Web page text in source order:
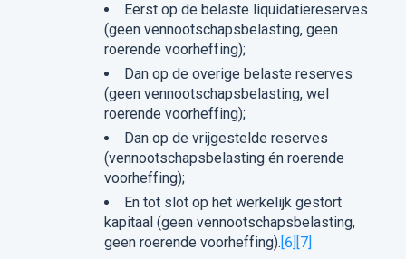
Eerst op de belaste liquidatiereserves
(geen vennootschapsbelasting, geen
roerende voorheffing);
Dan op de overige belaste reserves
(geen vennootschapsbelasting, wel
roerende voorheffing);
Dan op de vrijgestelde reserves
(vennootschapsbelasting én roerende
voorheffing);
En tot slot op het werkelijk gestort
kapitaal (geen vennootschapsbelasting,
geen roerende voorheffing).[6] [7]